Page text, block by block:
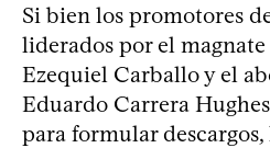
Si bien los promotores
liderados por el
Ezequiel Carballo y el
Eduardo Carrera
para formular